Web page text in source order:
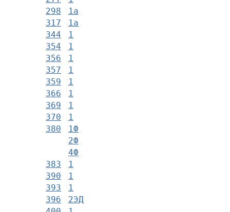
298
1а
317
1а
344
1
354
1
356
1
357
1
359
1
366
1
369
1
370
1
380
1Ф
2Ф
4Ф
383
1
390
1
393
1
396
2ЭД